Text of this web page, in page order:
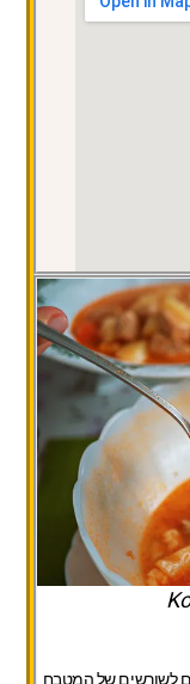
לשורשים של המטבח